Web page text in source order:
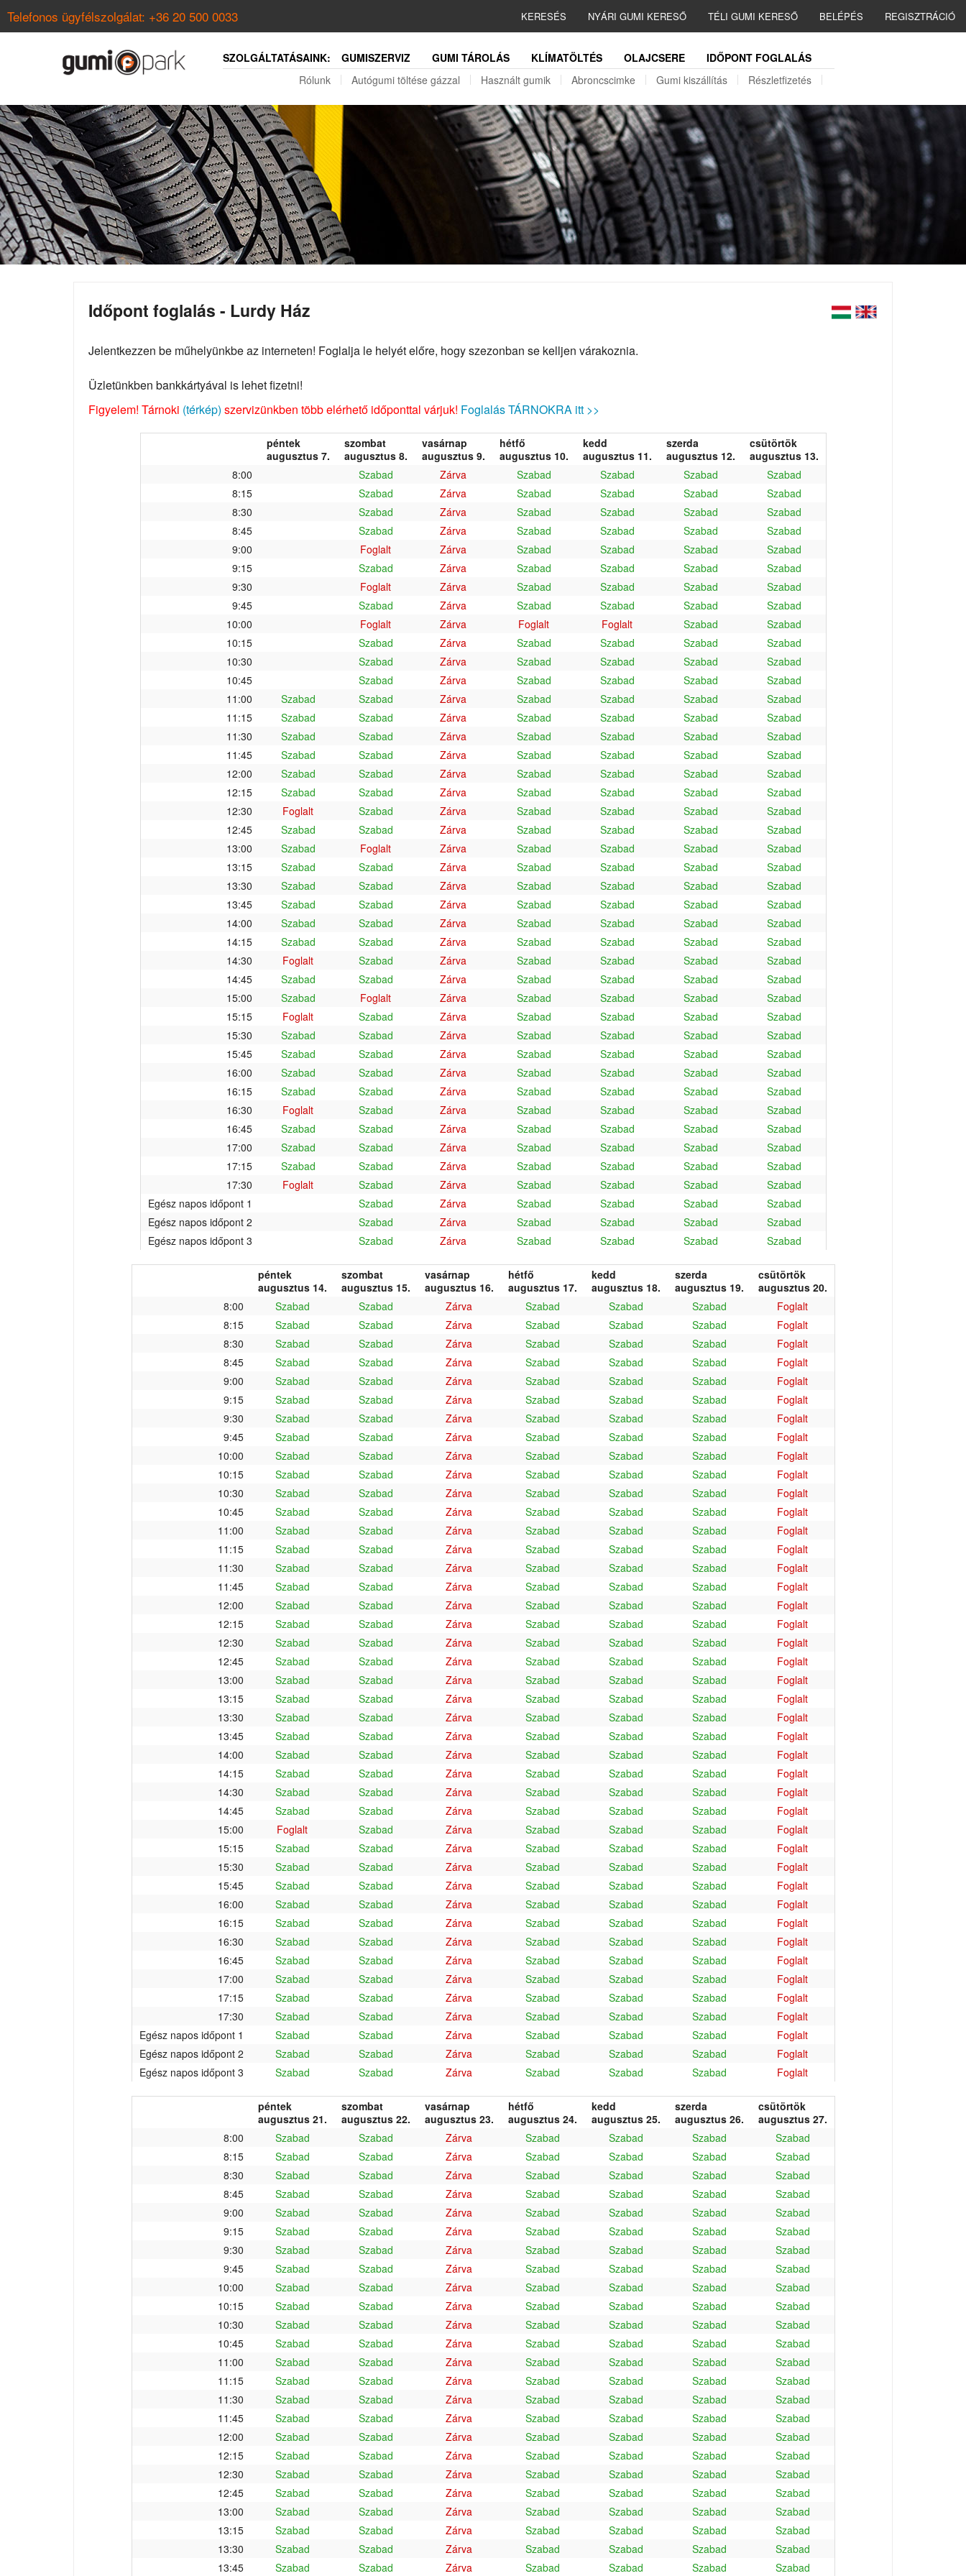
Telefonos ügyfélszolgálat: +36 20 500 0033 KERESÉS NYÁRI GUMI KERESŐ TÉLI GUMI KERESŐ BELÉPÉS REGISZTRÁCIÓ
SZOLGÁLTATÁSAINK: GUMISZERVIZ GUMI TÁROLÁS KLÍMATÖLTÉS OLAJCSERE
IDŐPONT FOGLALÁS
Rólunk
Autógumi töltése gázzal Használt gumik Abroncscimke Gumi kiszállítás Részletfizetés
Időpont foglalás - Lurdy Ház
Jelentkezzen be műhelyünkbe az interneten! Foglalja le helyét előre, hogy szezonban se kelljen várakoznia.
Üzletünkben bankkártyával is lehet fizetni!
Figyelem! Tárnoki (térkép) szervizünkben több elérhető időponttal várjuk! Foglalás TÁRNOKRA itt >>
péntek
augusztus 7.
szombat
augusztus 8.
vasárnap
augusztus 9.
hétfő
augusztus 10.
kedd
augusztus 11.
szerda
augusztus 12.
csütörtök
augusztus 13.
8:00
Szabad Zárva Szabad Szabad Szabad
Szabad
8:15
Szabad Zárva Szabad Szabad Szabad
Szabad
8:30
Szabad Zárva Szabad Szabad Szabad
Szabad
8:45
Szabad Zárva Szabad Szabad Szabad
Szabad
9:00
Foglalt Zárva Szabad Szabad Szabad
Szabad
9:15
Szabad Zárva Szabad Szabad Szabad
Szabad
9:30
Foglalt Zárva Szabad Szabad Szabad
Szabad
9:45
Szabad Zárva Szabad Szabad Szabad
Szabad
10:00
Foglalt Zárva Foglalt Foglalt Szabad
Szabad
10:15
Szabad Zárva Szabad Szabad Szabad
Szabad
10:30
Szabad Zárva Szabad Szabad Szabad
Szabad
10:45
Szabad Zárva Szabad Szabad Szabad
Szabad
11:00
Szabad Szabad Zárva Szabad Szabad Szabad
Szabad
11:15
Szabad Szabad Zárva Szabad Szabad Szabad
Szabad
11:30
Szabad Szabad Zárva Szabad Szabad Szabad
Szabad
11:45
Szabad Szabad Zárva Szabad Szabad Szabad
Szabad
12:00
Szabad Szabad Zárva Szabad Szabad Szabad
Szabad
12:15
Szabad Szabad Zárva Szabad Szabad Szabad
Szabad
12:30
Foglalt Szabad Zárva Szabad Szabad Szabad
Szabad
12:45
Szabad Szabad Zárva Szabad Szabad Szabad
Szabad
13:00
Szabad Foglalt Zárva Szabad Szabad Szabad
Szabad
13:15
Szabad Szabad Zárva Szabad Szabad Szabad
Szabad
13:30
Szabad Szabad Zárva Szabad Szabad Szabad
Szabad
13:45
Szabad Szabad Zárva Szabad Szabad Szabad
Szabad
14:00
Szabad Szabad Zárva Szabad Szabad Szabad
Szabad
14:15
Szabad Szabad Zárva Szabad Szabad Szabad
Szabad
14:30
Foglalt Szabad Zárva Szabad Szabad Szabad
Szabad
14:45
Szabad Szabad Zárva Szabad Szabad Szabad
Szabad
15:00
Szabad Foglalt Zárva Szabad Szabad Szabad
Szabad
15:15
Foglalt Szabad Zárva Szabad Szabad Szabad
Szabad
15:30
Szabad Szabad Zárva Szabad Szabad Szabad
Szabad
15:45
Szabad Szabad Zárva Szabad Szabad Szabad
Szabad
16:00
Szabad Szabad Zárva Szabad Szabad Szabad
Szabad
16:15
Szabad Szabad Zárva Szabad Szabad Szabad
Szabad
16:30
Foglalt Szabad Zárva Szabad Szabad Szabad
Szabad
16:45
Szabad Szabad Zárva Szabad Szabad Szabad
Szabad
17:00
Szabad Szabad Zárva Szabad Szabad Szabad
Szabad
17:15
Szabad Szabad Zárva Szabad Szabad Szabad
Szabad
17:30
Foglalt Szabad Zárva Szabad Szabad Szabad
Szabad
Egész napos időpont 1
Szabad Zárva Szabad Szabad Szabad
Szabad
Egész napos időpont 2
Szabad Zárva Szabad Szabad Szabad
Szabad
Egész napos időpont 3
Szabad Zárva Szabad Szabad Szabad Szabad
péntek
augusztus 14.
szombat
augusztus 15.
vasárnap
augusztus 16.
hétfő
augusztus 17.
kedd
augusztus 18.
szerda
augusztus 19.
csütörtök
augusztus 20.
8:00
Szabad Szabad Zárva Szabad Szabad Szabad
Foglalt
8:15
Szabad Szabad Zárva Szabad Szabad Szabad
Foglalt
8:30
Szabad Szabad Zárva Szabad Szabad Szabad
Foglalt
8:45
Szabad Szabad Zárva Szabad Szabad Szabad
Foglalt
9:00
Szabad Szabad Zárva Szabad Szabad Szabad
Foglalt
9:15
Szabad Szabad Zárva Szabad Szabad Szabad
Foglalt
9:30
Szabad Szabad Zárva Szabad Szabad Szabad
Foglalt
9:45
Szabad Szabad Zárva Szabad Szabad Szabad
Foglalt
10:00
Szabad Szabad Zárva Szabad Szabad Szabad
Foglalt
10:15
Szabad Szabad Zárva Szabad Szabad Szabad
Foglalt
10:30
Szabad Szabad Zárva Szabad Szabad Szabad
Foglalt
10:45
Szabad Szabad Zárva Szabad Szabad Szabad
Foglalt
11:00
Szabad Szabad Zárva Szabad Szabad Szabad
Foglalt
11:15
Szabad Szabad Zárva Szabad Szabad Szabad
Foglalt
11:30
Szabad Szabad Zárva Szabad Szabad Szabad
Foglalt
11:45
Szabad Szabad Zárva Szabad Szabad Szabad
Foglalt
12:00
Szabad Szabad Zárva Szabad Szabad Szabad
Foglalt
12:15
Szabad Szabad Zárva Szabad Szabad Szabad
Foglalt
12:30
Szabad Szabad Zárva Szabad Szabad Szabad
Foglalt
12:45
Szabad Szabad Zárva Szabad Szabad Szabad
Foglalt
13:00
Szabad Szabad Zárva Szabad Szabad Szabad
Foglalt
13:15
Szabad Szabad Zárva Szabad Szabad Szabad
Foglalt
13:30
Szabad Szabad Zárva Szabad Szabad Szabad
Foglalt
13:45
Szabad Szabad Zárva Szabad Szabad Szabad
Foglalt
14:00
Szabad Szabad Zárva Szabad Szabad Szabad
Foglalt
14:15
Szabad Szabad Zárva Szabad Szabad Szabad
Foglalt
14:30
Szabad Szabad Zárva Szabad Szabad Szabad
Foglalt
14:45
Szabad Szabad Zárva Szabad Szabad Szabad
Foglalt
15:00
Foglalt Szabad Zárva Szabad Szabad Szabad
Foglalt
15:15
Szabad Szabad Zárva Szabad Szabad Szabad
Foglalt
15:30
Szabad Szabad Zárva Szabad Szabad Szabad
Foglalt
15:45
Szabad Szabad Zárva Szabad Szabad Szabad
Foglalt
16:00
Szabad Szabad Zárva Szabad Szabad Szabad
Foglalt
16:15
Szabad Szabad Zárva Szabad Szabad Szabad
Foglalt
16:30
Szabad Szabad Zárva Szabad Szabad Szabad
Foglalt
16:45
Szabad Szabad Zárva Szabad Szabad Szabad
Foglalt
17:00
Szabad Szabad Zárva Szabad Szabad Szabad
Foglalt
17:15
Szabad Szabad Zárva Szabad Szabad Szabad
Foglalt
17:30
Szabad Szabad Zárva Szabad Szabad Szabad
Foglalt
Egész napos időpont 1
Szabad Szabad Zárva Szabad Szabad Szabad
Foglalt
Egész napos időpont 2
Szabad Szabad Zárva Szabad Szabad Szabad
Foglalt
Egész napos időpont 3
Szabad Szabad Zárva Szabad Szabad Szabad Foglalt
péntek
augusztus 21.
szombat
augusztus 22.
vasárnap
augusztus 23.
hétfő
augusztus 24.
kedd
augusztus 25.
szerda
augusztus 26.
csütörtök
augusztus 27.
8:00
Szabad Szabad Zárva Szabad Szabad Szabad
Szabad
8:15
Szabad Szabad Zárva Szabad Szabad Szabad
Szabad
8:30
Szabad Szabad Zárva Szabad Szabad Szabad
Szabad
8:45
Szabad Szabad Zárva Szabad Szabad Szabad
Szabad
9:00
Szabad Szabad Zárva Szabad Szabad Szabad
Szabad
9:15
Szabad Szabad Zárva Szabad Szabad Szabad
Szabad
9:30
Szabad Szabad Zárva Szabad Szabad Szabad
Szabad
9:45
Szabad Szabad Zárva Szabad Szabad Szabad
Szabad
10:00
Szabad Szabad Zárva Szabad Szabad Szabad
Szabad
10:15
Szabad Szabad Zárva Szabad Szabad Szabad
Szabad
10:30
Szabad Szabad Zárva Szabad Szabad Szabad
Szabad
10:45
Szabad Szabad Zárva Szabad Szabad Szabad
Szabad
11:00
Szabad Szabad Zárva Szabad Szabad Szabad
Szabad
11:15
Szabad Szabad Zárva Szabad Szabad Szabad
Szabad
11:30
Szabad Szabad Zárva Szabad Szabad Szabad
Szabad
11:45
Szabad Szabad Zárva Szabad Szabad Szabad
Szabad
12:00
Szabad Szabad Zárva Szabad Szabad Szabad
Szabad
12:15
Szabad Szabad Zárva Szabad Szabad Szabad
Szabad
12:30
Szabad Szabad Zárva Szabad Szabad Szabad
Szabad
12:45
Szabad Szabad Zárva Szabad Szabad Szabad
Szabad
13:00
Szabad Szabad Zárva Szabad Szabad Szabad
Szabad
13:15
Szabad Szabad Zárva Szabad Szabad Szabad
Szabad
13:30
Szabad Szabad Zárva Szabad Szabad Szabad
Szabad
13:45
Szabad Szabad Zárva Szabad Szabad Szabad Szabad